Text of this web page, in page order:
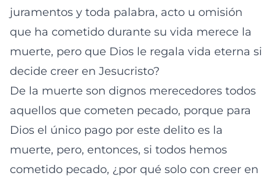
juramentos y toda palabra, acto u omisión
que ha cometido durante su vida merece la
muerte, pero que Dios le regala vida eterna si
decide creer en Jesucristo?
De la muerte son dignos merecedores todos
aquellos que cometen pecado, porque para
Dios el único pago por este delito es la
muerte, pero, entonces, si todos hemos
cometido pecado, ¿por qué solo con creer en